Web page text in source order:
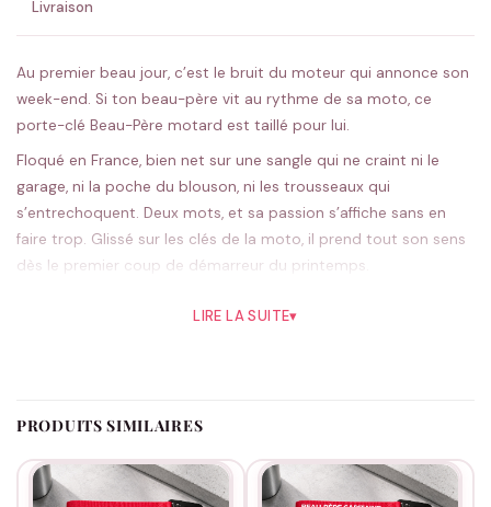
Livraison
Au premier beau jour, c’est le bruit du moteur qui annonce son
week-end. Si ton beau-père vit au rythme de sa moto, ce
porte-clé Beau-Père motard est taillé pour lui.
Floqué en France, bien net sur une sangle qui ne craint ni le
garage, ni la poche du blouson, ni les trousseaux qui
s’entrechoquent. Deux mots, et sa passion s’affiche sans en
faire trop. Glissé sur les clés de la moto, il prend tout son sens
dès le premier coup de démarreur du printemps.
l’orange tranchent davantage ; cinq teintes au total. On floque
et roule prudemment.
LIRE LA SUITE▾
PRODUITS SIMILAIRES